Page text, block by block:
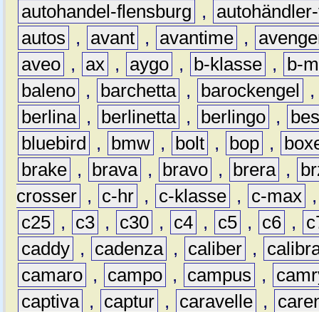
autohandel-flensburg
,
autos
, avant , avantime ,
aveo , ax , aygo , b-klasse ,
b-
baleno , barchetta , barockengel
berlina , berlinetta , berlingo ,
bluebird
, bmw , bolt , bop ,
brake , brava , bravo , brera ,
crosser , c-hr , c-klasse , c-max
c25 , c3 , c30 , c4 , c5 , c6 ,
caddy , cadenza , caliber ,
camaro , campo , campus ,
captiva , captur , caravelle ,